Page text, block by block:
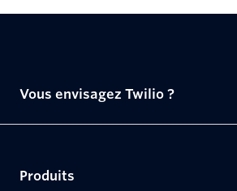
Vous envisagez Twilio ?
Produits